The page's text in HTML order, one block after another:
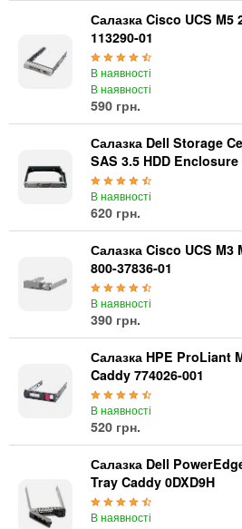
Салазка Cisco UCS M5
113290-01
В наявності
В наявності
590 грн.
Салазка Dell Storage
SAS 3.5 HDD
В наявності
620 грн.
Салазка Cisco UCS M3
800-37836-01
В наявності
390 грн.
Салазка HPE ProLiant
Caddy 774026-001
В наявності
520 грн.
Салазка Dell
Tray Caddy 0DXD9H
В наявності